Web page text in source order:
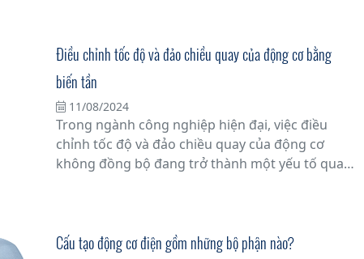
Điều chỉnh tốc độ và đảo chiều quay của động cơ bằng
biến tần
11/08/2024
Trong ngành công nghiệp hiện đại, việc điều
chỉnh tốc độ và đảo chiều quay của động cơ
không đồng bộ đang trở thành một yếu tố quan
thực hiện các chức năng này.
Cấu tạo động cơ điện gồm những bộ phận nào?